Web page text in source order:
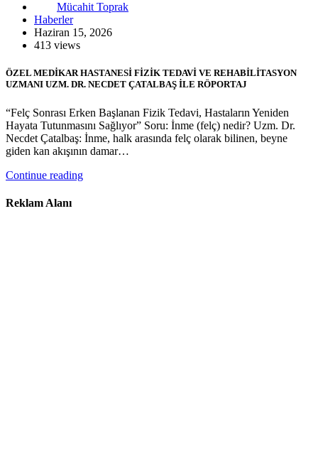
Mücahit Toprak
Haberler
Haziran 15, 2026
413 views
ÖZEL MEDİKAR HASTANESİ FİZİK TEDAVİ VE REHABİLİTASYON
UZMANI UZM. DR. NECDET ÇATALBAŞ İLE RÖPORTAJ
“Felç Sonrası Erken Başlanan Fizik Tedavi, Hastaların Yeniden
Hayata Tutunmasını Sağlıyor” Soru: İnme (felç) nedir? Uzm. Dr.
Necdet Çatalbaş: İnme, halk arasında felç olarak bilinen, beyne
giden kan akışının damar…
Continue reading
Reklam Alanı